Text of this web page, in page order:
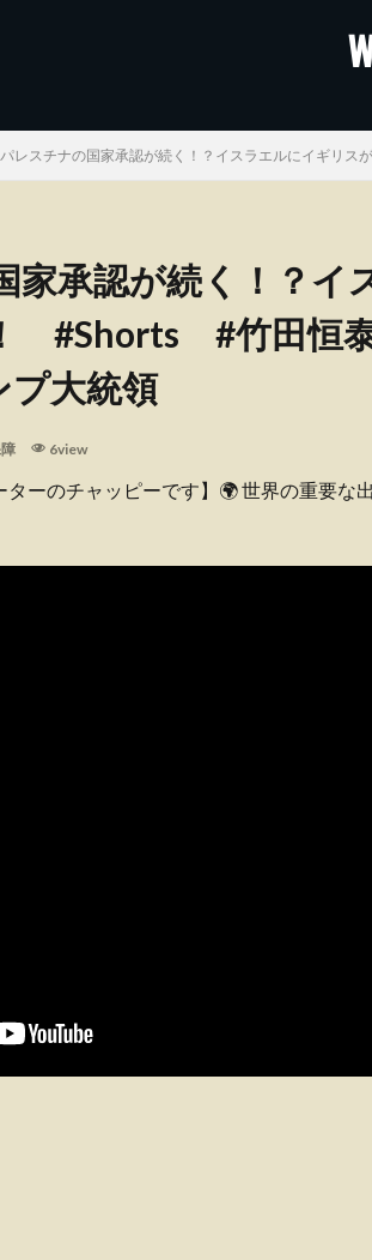
パレスチナの国家承認が続く！？イスラエルにイギリ
家承認が続く！？イ
#Shorts #竹田恒
プ大統領
6view
ターのチャッピーです】🌍 世界の重要な